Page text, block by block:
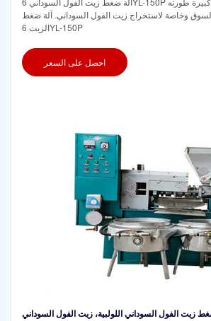
وخاصة لاستخراج زيت الفول السوداني. آلة ضغط
الزيت 6YL-150P
احصل على السعر
زيت الفول السوداني اللولبية، زيت الفول السوداني